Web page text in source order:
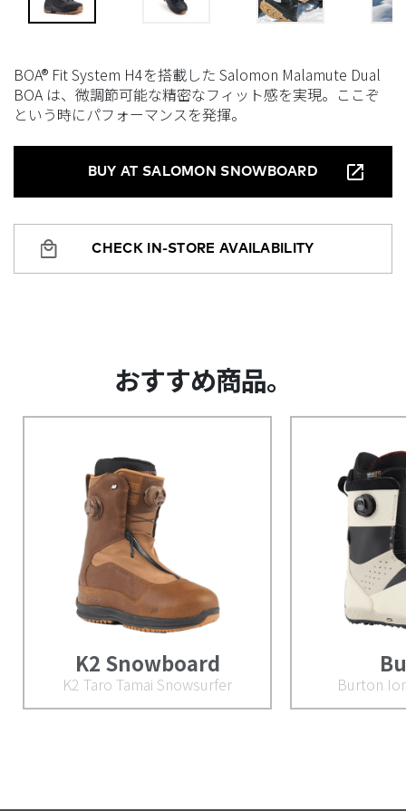
BOA® Fit System H4を搭載した Salomon Malamute Dual
BOA は、微調節可能な精密なフィット感を実現。ここぞ
という時にパフォーマンスを発揮。
BUY AT SALOMON SNOWBOARD
CHECK IN-STORE AVAILABILITY
おすすめ商品。
K2 Snowboard
K2 Taro Tamai Snowsurfer Burton